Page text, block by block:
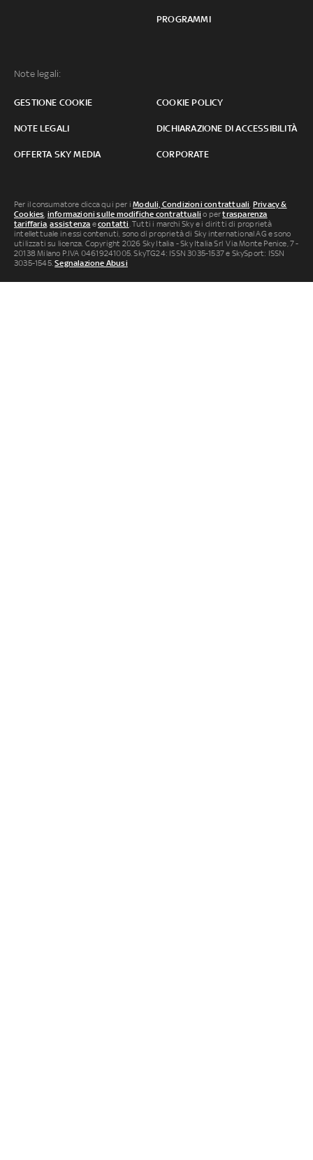
PROGRAMMI
Note legali:
GESTIONE COOKIE COOKIE POLICY
NOTE LEGALI DICHIARAZIONE DI ACCESSIBILITÀ
OFFERTA SKY MEDIA CORPORATE
Per il consumatore clicca qui per iModuli, Condizioni contrattuali, Privacy &
Cookies, informazioni sulle modifiche contrattuali o pertrasparenza
tariffaria,assistenza econtatti. Tutti i marchi Sky e i diritti di proprietà
intellettuale in essi contenuti, sono di proprietà di Sky international AG e sono
utilizzati su licenza. Copyright 2026 Sky Italia - Sky Italia Srl Via Monte Penice, 7 -
20138 Milano P.IVA 04619241005. SkyTG24: ISSN 3035-1537 e SkySport: ISSN
3035-1545.Segnalazione Abusi